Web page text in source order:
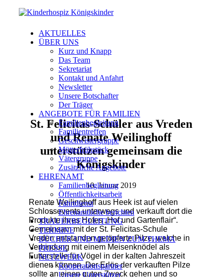
AKTUELLES
ÜBER UNS
Kurz und Knapp
Das Team
Sekretariat
Kontakt und Anfahrt
Newsletter
Unsere Botschafter
Der Träger
ANGEBOTE FÜR FAMILIEN
Familienbegleitung
Familientreffen
Geschwistergruppe
Mütterfrühstück
Vätergruppe
Zusätzliche Angebote
EHRENAMT
Familienbegleitung
Öffentlichkeitsarbeit
Fahrtdienst
Ehrenamtliche berichten
TRAUERBEGLEITUNG
TERMINE
BÜCHER UND MEDIEN ZUM THEMA
PRESSE
NETZWERK
Kooperationspartner
Unsere Unterstützer
St. Felicitas-Schüler aus Vreden
und Renate Weilinghoff
unterstützen gemeinsam die
Königskinder
10. Januar 2019
Renate Weilinghoff aus Heek ist auf vielen
Schlossevents unterwegs und verkauft dort die
Produkte ihres Hofes „Hof und Gartenflair“.
Gemeinsam mit der St. Felicitas-Schule
Vreden entstanden getöpferte Pilze,welche in
Verbindung mit einem Meisenknödel als
Futterstelle für Vögel in der kalten Jahreszeit
dienen können. Der Erlös der verkauften Pilze
sollte an einen guten Zweck gehen und so